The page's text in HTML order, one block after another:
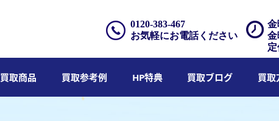
金
金
0120-383-467
お気軽にお電話ください
買取商品 買取参考例 HP特典 買取ブログ 買取